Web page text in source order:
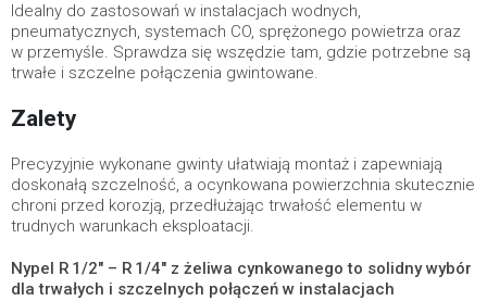
Idealny do zastosowań w instalacjach wodnych,
pneumatycznych, systemach CO, sprężonego powietrza oraz
w przemyśle. Sprawdza się wszędzie tam, gdzie potrzebne są
trwałe i szczelne połączenia gwintowane.
Zalety
Precyzyjnie wykonane gwinty ułatwiają montaż i zapewniają
doskonałą szczelność, a ocynkowana powierzchnia skutecznie
chroni przed korozją, przedłużając trwałość elementu w
trudnych warunkach eksploatacji.
Nypel R 1/2″ – R 1/4″ z żeliwa cynkowanego to solidny wybór
dla trwałych i szczelnych połączeń w instalacjach